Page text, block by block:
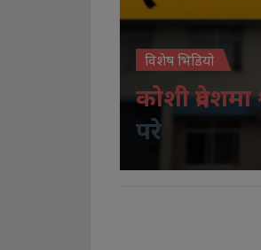
विशेष भिडियो
कोशी
परे